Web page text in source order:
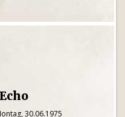
30.06.1975